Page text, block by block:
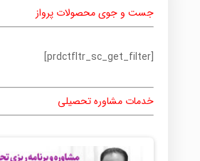
جست و جوی محصولات پرواز
[prdctfltr_sc_get_filter]
خدمات مشاوره تحصیلی